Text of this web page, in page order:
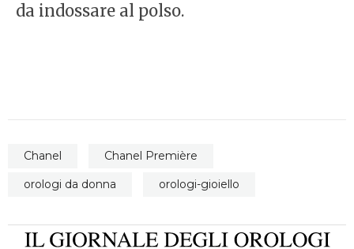
da indossare al polso.
Chanel
Chanel Première
orologi da donna
orologi-gioiello